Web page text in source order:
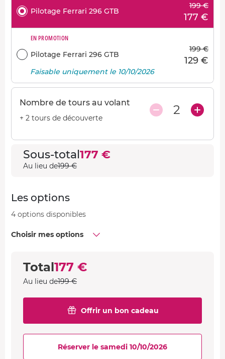
Pilotage Ferrari 296 GTB
199 €
177 €
EN PROMOTION
Pilotage Ferrari 296 GTB
199 €
129 €
Faisable uniquement le 10/10/2026
Nombre de tours au volant
+ 2 tours de découverte
2
Sous-total177 €
Au lieu de199 €
Les options
4 options disponibles
Choisir mes options
Total177 €
Au lieu de199 €
Offrir un bon cadeau
Réserver le samedi 10/10/2026